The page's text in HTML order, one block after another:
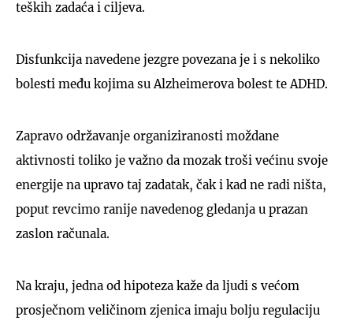
teških zadaća i ciljeva.
Disfunkcija navedene jezgre povezana je i s nekoliko
bolesti među kojima su Alzheimerova bolest te ADHD.
Zapravo održavanje organiziranosti moždane
aktivnosti toliko je važno da mozak troši većinu svoje
energije na upravo taj zadatak, čak i kad ne radi ništa,
poput revcimo ranije navedenog gledanja u prazan
zaslon računala.
Na kraju, jedna od hipoteza kaže da ljudi s većom
prosječnom veličinom zjenica imaju bolju regulaciju